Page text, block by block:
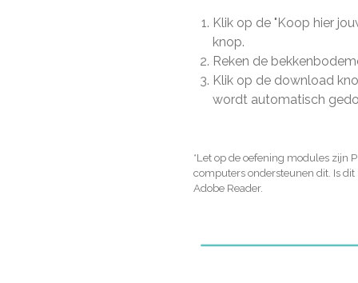
Klik op de "Koop hier
knop.
Reken de
Klik op de download
wordt automatisch
*Let op de oefening modules zijn
computers ondersteunen dit. Is
Adobe Reader.